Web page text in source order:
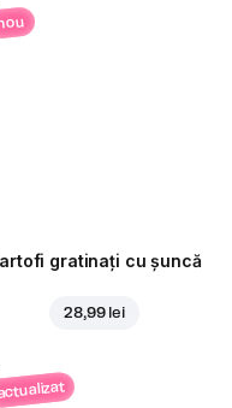
gratinați cu șuncă
28,99 lei